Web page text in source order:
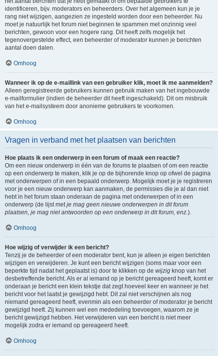
identificeren, bijv. moderators en beheerders. Over het algemeen kun je je
rang niet wijzigen, aangezien ze ingesteld worden door een beheerder. Nu
moet je natuurlijk het forum niet beginnen te spammen met onzinnig veel
berichten, gewoon voor een hogere rang. Dit heeft zelfs mogelijk het
tegenovergestelde effect, een beheerder of moderator kunnen je berichten
aantal doen dalen.
Omhoog
Wanneer ik op de e-maillink van een gebruiker klik, moet ik me aanmelden?
Alleen geregistreerde gebruikers kunnen gebruik maken van het ingebouwde
e-mailformulier (indien de beheerder dit heeft ingeschakeld). Dit om misbruik
van het e-mailsysteem door anonieme gebruikers te voorkomen.
Omhoog
Vragen in verband met het plaatsen van berichten
Hoe plaats ik een onderwerp in een forum of maak een reactie?
Om een nieuw onderwerp in één van de forums te plaatsen of om een reactie
op een onderwerp te maken, klik je op de bijhorende knop op ofwel de pagina
met onderwerpen of in een bepaald onderwerp. Mogelijk moet je je registreren
voor je een nieuw onderwerp kan aanmaken, de permissies die je al dan niet
hebt in het forum staan onderaan de pagina met onderwerpen of in een
onderwerp (de lijst met je mag geen nieuwe onderwerpen in dit forum
plaatsen, je mag niet antwoorden op een onderwerp in dit forum, enz. ).
Omhoog
Hoe wijzig of verwijder ik een bericht?
Tenzij je de beheerder of een moderator bent, kun je alleen je eigen berichten
wijzigen en verwijderen. Je kunt een bericht wijzigen (soms maar voor een
beperkte tijd nadat het geplaatst is) door te klikken op de wijzig knop van het
desbetreffende bericht. Als er al iemand op je bericht gereageerd heeft, komt er
onderaan je bericht een klein tekstje dat zegt hoeveel keer en wanneer je het
bericht voor het laatst je gewijzigd hebt. Dit zal niet verschijnen als nog
niemand gereageerd heeft, evenmin als een beheerder of moderator je bericht
gewijzigd heeft. Zij kunnen wel een mededeling toevoegen, waarom ze je
bericht gewijzigd hebben. Het verwijderen van een bericht is niet meer
mogelijk zodra er iemand op gereageerd heeft.
Omhoog